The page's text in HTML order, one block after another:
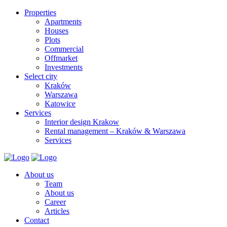
Properties
Apartments
Houses
Plots
Commercial
Offmarket
Investments
Select city
Kraków
Warszawa
Katowice
Services
Interior design Krakow
Rental management – Kraków & Warszawa
Services
About us
Team
About us
Career
Articles
Contact